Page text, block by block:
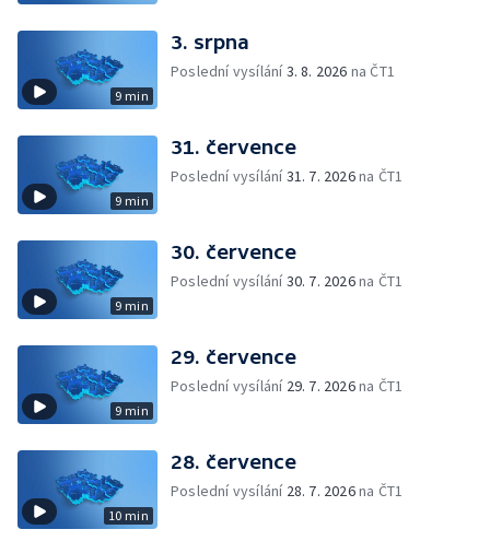
9 min
3. srpna
Poslední vysílání3. 8. 2026 na ČT1
9 min
31. července
Poslední vysílání31. 7. 2026na ČT1
9 min
30. července
Poslední vysílání30. 7. 2026na ČT1
9 min
29. července
Poslední vysílání 29. 7. 2026na ČT1
10 min
28. července
Poslední vysílání 28. 7. 2026na ČT1